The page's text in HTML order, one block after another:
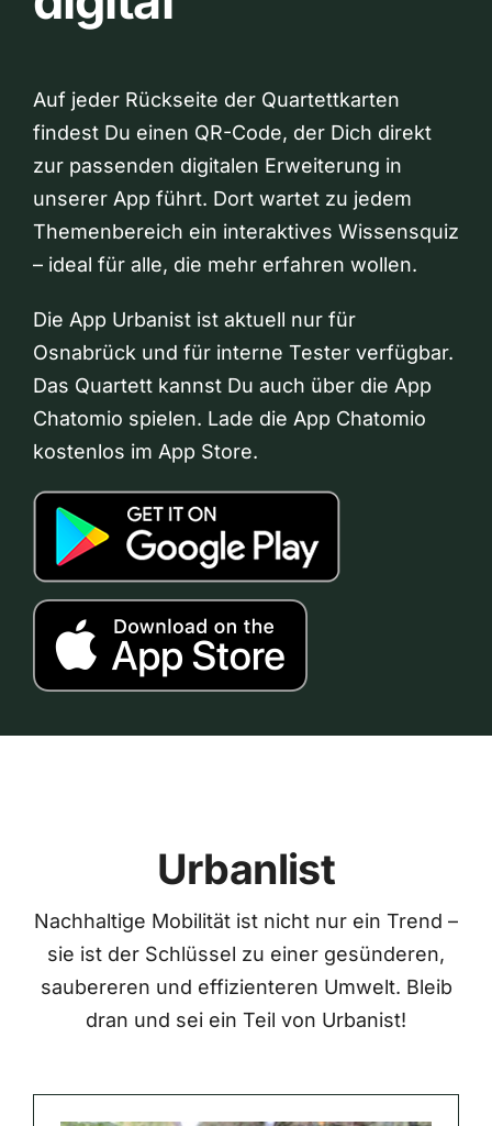
Auf jeder Rückseite der Quartettkarten
findest Du einen QR-Code, der Dich direkt
zur passenden digitalen Erweiterung in
unserer App führt. Dort wartet zu jedem
Themenbereich ein interaktives Wissensquiz
– ideal für alle, die mehr erfahren wollen.
Die App Urbanist ist aktuell nur für
Osnabrück und für interne Tester verfügbar.
Das Quartett kannst Du auch über die App
Chatomio spielen. Lade die App Chatomio
kostenlos im App Store.
Urbanlist
Nachhaltige Mobilität ist nicht nur ein Trend –
sie ist der Schlüssel zu einer gesünderen,
saubereren und effizienteren Umwelt. Bleib
dran und sei ein Teil von Urbanist!